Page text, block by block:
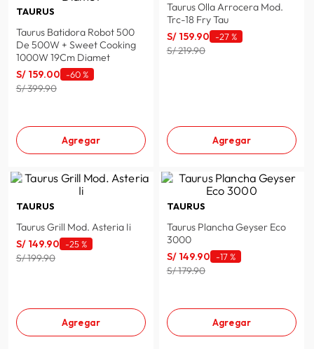
TAURUS
Taurus Batidora Robot 500
De 500W + Sweet Cooking
1000W 19Cm Diamet
S/ 159.00 -60 %
S/ 399.90
Agregar
Taurus Olla Arrocera Mod.
Trc-18 Fry Tau
S/ 159.90 -27 %
S/ 219.90
Agregar
TAURUS
Taurus Grill Mod. Asteria Ii
S/ 149.90 -25 %
S/ 199.90
Agregar
TAURUS
Taurus Plancha Geyser Eco
3000
S/ 149.90 -17 %
S/ 179.90
Agregar